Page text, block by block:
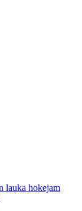
lauka hokejam